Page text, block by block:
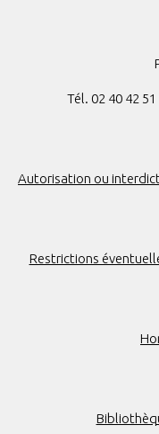
Tél. 02 40 42 51
Autorisation ou
Restrictions